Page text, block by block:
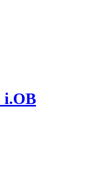
i.OB